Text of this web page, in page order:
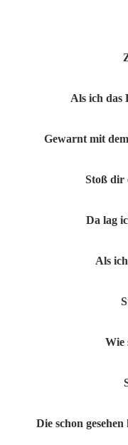
Als ich das
Gewarnt mit
Stoß dir
Da lag
Als
Wie
Die schon